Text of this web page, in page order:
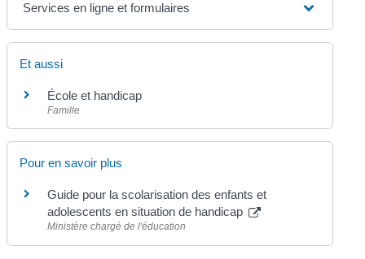
Services en ligne et formulaires
Et aussi
École et handicap
Famille
Pour en savoir plus
Guide pour la scolarisation des enfants et
adolescents en situation de handicap
Ministère chargé de l'éducation